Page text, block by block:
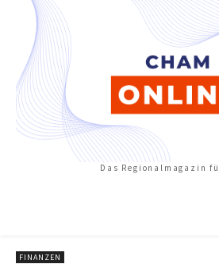
Das Regionalmagazin
FINANZEN